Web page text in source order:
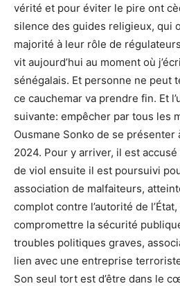
vérité et pour éviter le pire ont
silence des guides religieux, qui
majorité à leur rôle de
vit aujourd’hui au moment où
sénégalais. Et personne ne peut
ce cauchemar va prendre fin. Et
suivante: empêcher par tous les
Ousmane Sonko de se
2024. Pour y arriver, il est
de viol ensuite il est poursuivi
association de malfaiteurs,
complot contre l’autorité de
compromettre la sécurité
troubles politiques graves,
lien avec une entreprise
Son seul tort est d’être dans le